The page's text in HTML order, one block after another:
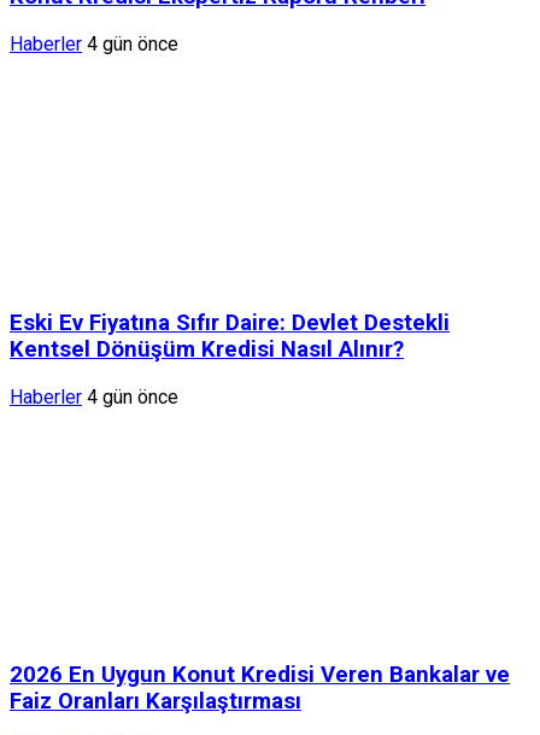
Haberler 4 gün önce
Eski Ev Fiyatına Sıfır Daire: Devlet Destekli
Kentsel Dönüşüm Kredisi Nasıl Alınır?
Haberler 4 gün önce
2026 En Uygun Konut Kredisi Veren Bankalar ve
Faiz Oranları Karşılaştırması